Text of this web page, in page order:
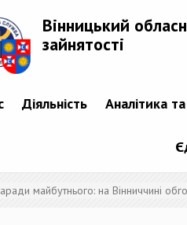
Вінницький
зайнятості
Діяльність Аналітика
майбутнього: на Вінниччині